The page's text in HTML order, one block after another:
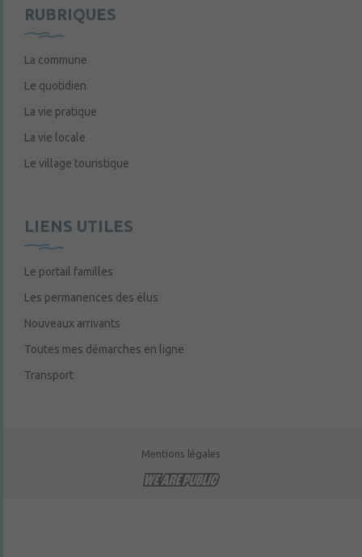
RUBRIQUES
La commune
Le quotidien
La vie pratique
La vie locale
Le village touristique
LIENS UTILES
Le portail familles
Les permanences des élus
Nouveaux arrivants
Toutes mes démarches en ligne
Transport
Mentions légales